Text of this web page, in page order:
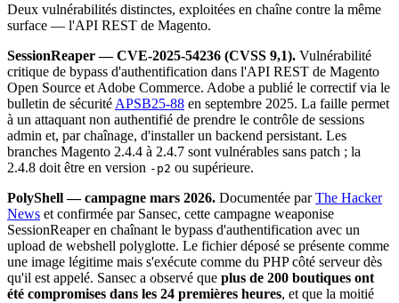
Deux vulnérabilités distinctes, exploitées en chaîne contre la même
surface — l'API REST de Magento.
SessionReaper — CVE-2025-54236 (CVSS 9,1). Vulnérabilité
critique de bypass d'authentification dans l'API REST de Magento
Open Source et Adobe Commerce. Adobe a publié le correctif via le
bulletin de sécurité APSB25-88 en septembre 2025. La faille permet
à un attaquant non authentifié de prendre le contrôle de sessions
admin et, par chaînage, d'installer un backend persistant. Les
branches Magento 2.4.4 à 2.4.7 sont vulnérables sans patch ; la
2.4.8 doit être en version -p2 ou supérieure.
PolyShell — campagne mars 2026. Documentée parThe Hacker
News et confirmée par Sansec, cette campagne weaponise
SessionReaper en chaînant le bypass d'authentification avec un
upload de webshell polyglotte. Le fichier déposé se présente comme
une image légitime mais s'exécute comme du PHP côté serveur dès
qu'il est appelé. Sansec a observé que plus de 200 boutiques ont
été compromises dans les 24 premières heures, et que la moitié